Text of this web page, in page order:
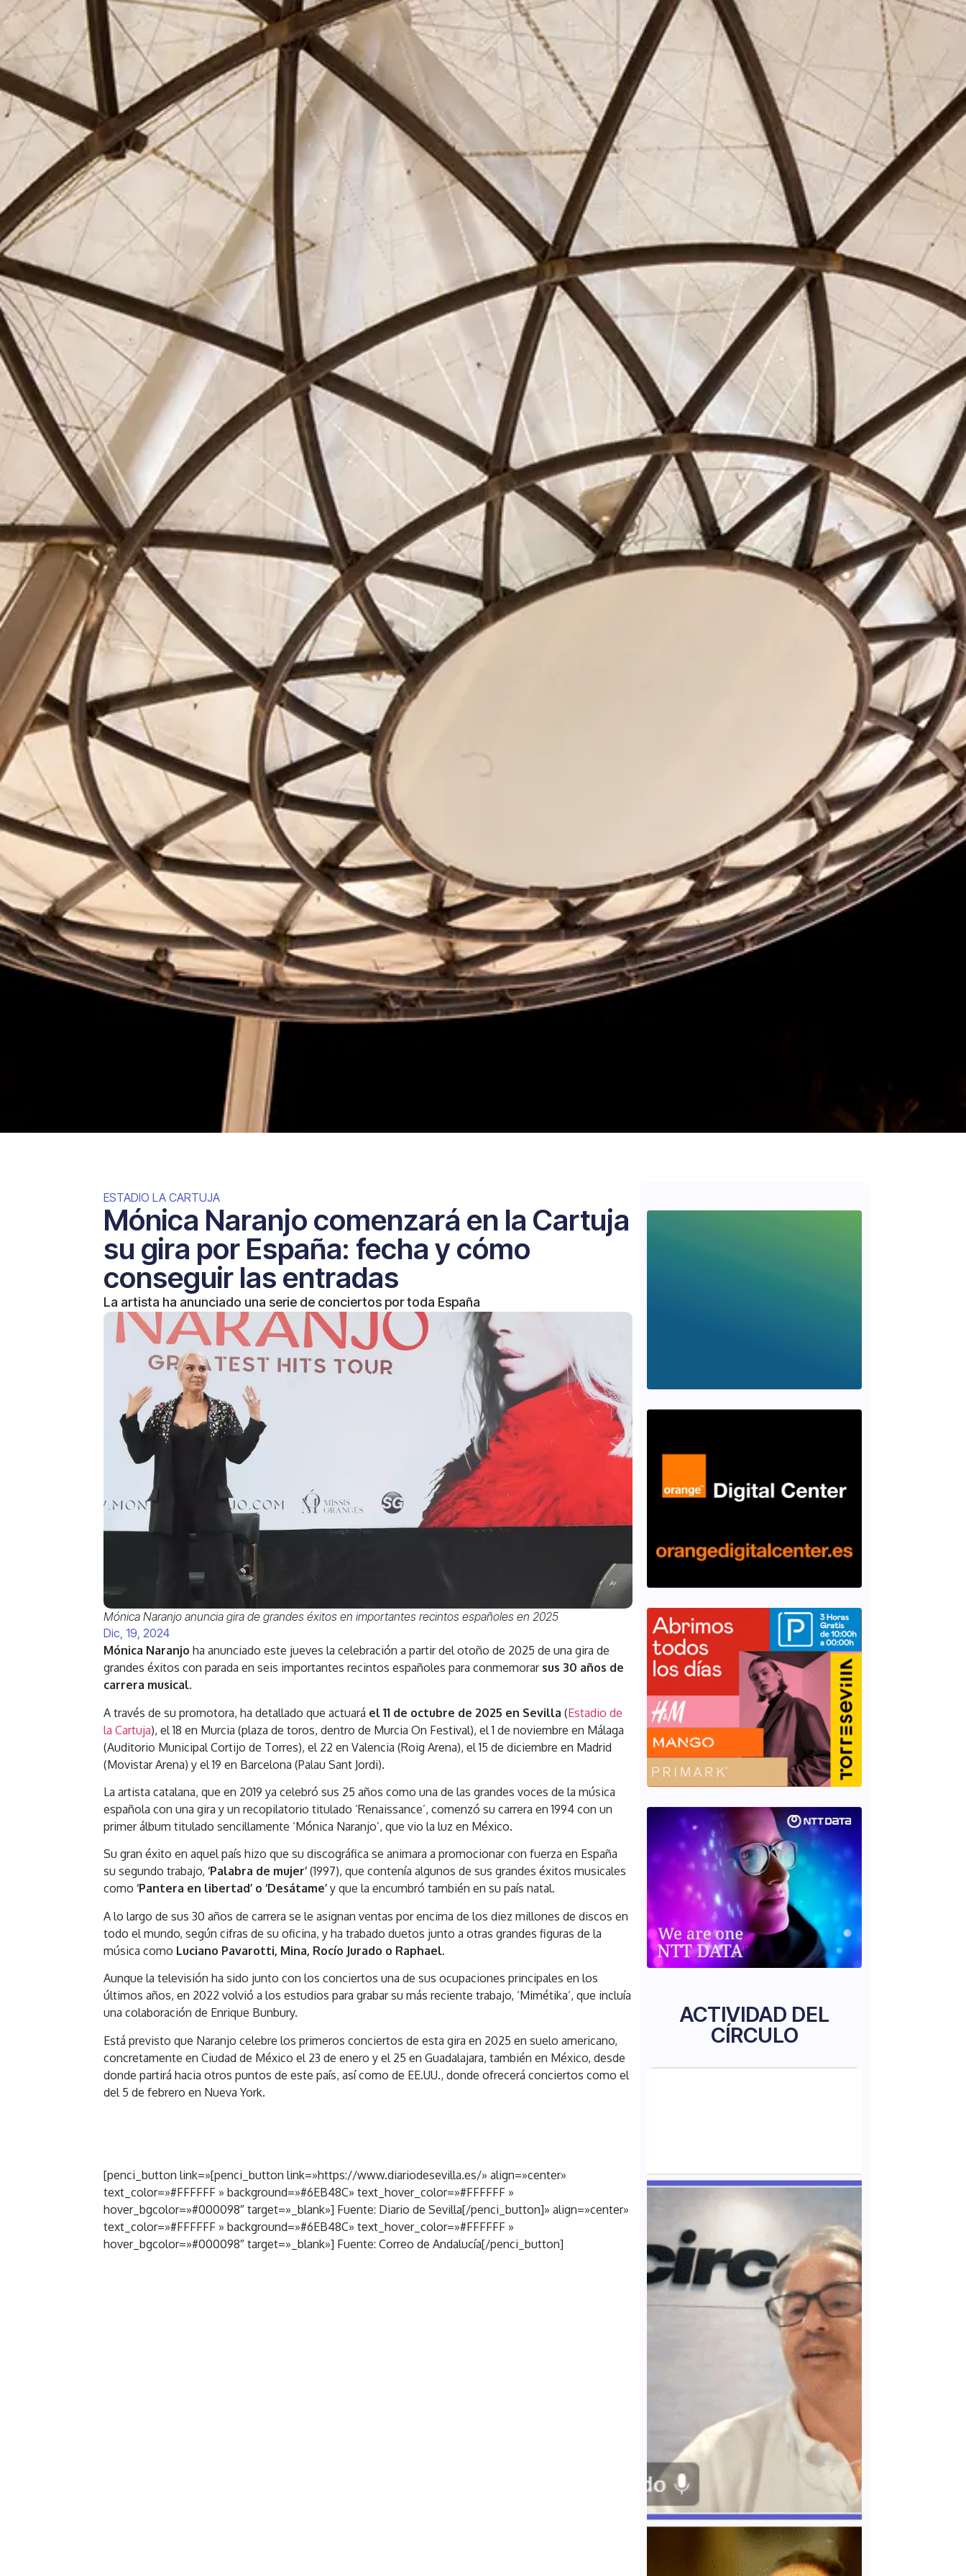
El Círculo Asociados Actualidad Contacto
ESTADIO LA CARTUJA
Mónica Naranjo comenzará en la Cartuja
su gira por España: fecha y cómo
conseguir las entradas
La artista ha anunciado una serie de conciertos por toda España
Mónica Naranjo anuncia gira de grandes éxitos en importantes recintos españoles en 2025
Dic, 19, 2024
Mónica Naranjoha anunciado este jueves la celebración a partir del otoño de 2025 de una gira de
grandes éxitos con parada en seis importantes recintos españoles para conmemorarsus 30 años de
carrera musical.
A través de su promotora, ha detallado que actuará el 11 de octubre de 2025 en Sevilla (Estadio de
la Cartuja), el 18 en Murcia (plaza de toros, dentro de Murcia On Festival), el 1 de noviembre en Málaga
(Auditorio Municipal Cortijo de Torres), el 22 en Valencia (Roig Arena), el 15 de diciembre en Madrid
(Movistar Arena) y el 19 en Barcelona (Palau Sant Jordi).
La artista catalana, que en 2019 ya celebró sus 25 años como una de las grandes voces de la música
española con una gira y un recopilatorio titulado ‘Renaissance’, comenzó su carrera en 1994 con un
primer álbum titulado sencillamente ‘Mónica Naranjo’, que vio la luz en México.
Su gran éxito en aquel país hizo que su discográfica se animara a promocionar con fuerza en España
su segundo trabajo,‘Palabra de mujer’(1997), que contenía algunos de sus grandes éxitos musicales
como‘Pantera en libertad’ o ‘Desátame’ y que la encumbró también en su país natal.
A lo largo de sus 30 años de carrera se le asignan ventas por encima de los diez millones de discos en
todo el mundo, según cifras de su oficina, y ha trabado duetos junto a otras grandes figuras de la
música como Luciano Pavarotti, Mina, Rocío Jurado o Raphael.
Aunque la televisión ha sido junto con los conciertos una de sus ocupaciones principales en los
últimos años, en 2022 volvió a los estudios para grabar su más reciente trabajo, ‘Mimétika’, que incluía
una colaboración de Enrique Bunbury.
Está previsto que Naranjo celebre los primeros conciertos de esta gira en 2025 en suelo americano,
concretamente en Ciudad de México el 23 de enero y el 25 en Guadalajara, también en México, desde
donde partirá hacia otros puntos de este país, así como de EE.UU., donde ofrecerá conciertos como el
del 5 de febrero en Nueva York.
[penci_button link=»[penci_button link=»https://www.diariodesevilla.es/» align=»center»
text_color=»#FFFFFF » background=»#6EB48C» text_hover_color=»#FFFFFF »
hover_bgcolor=»#000098″ target=»_blank»] Fuente: Diario de Sevilla[/penci_button]» align=»center»
text_color=»#FFFFFF » background=»#6EB48C» text_hover_color=»#FFFFFF »
hover_bgcolor=»#000098″ target=»_blank»] Fuente: Correo de Andalucía[/penci_button]
ACTIVIDAD DEL
CÍRCULO